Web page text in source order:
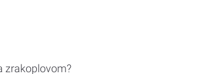
zrakoplovom?